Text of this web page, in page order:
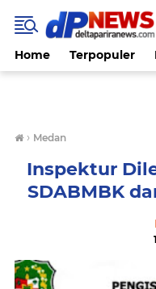
Home Terpopuler
› Medan
Inspektur
SDABMBK